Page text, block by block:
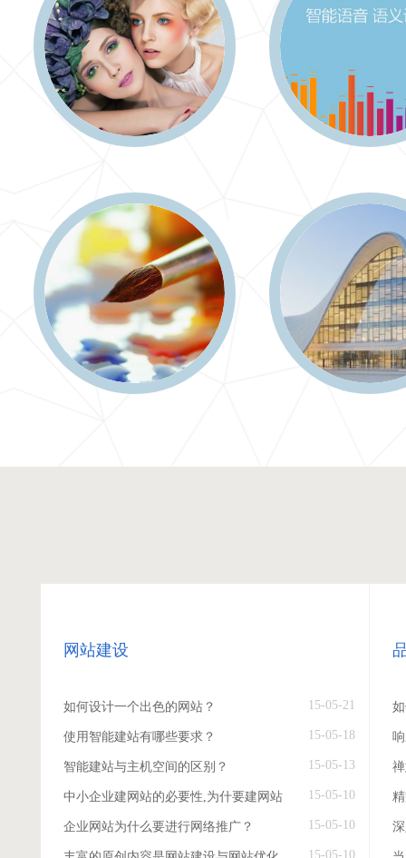
网站建设
如何设计一个出色的网站？ 15-05-21
使用智能建站有哪些要求？ 15-05-18
智能建站与主机空间的区别？ 15-05-13
中小企业建网站的必要性,为什要建网站 15-05-10
企业网站为什么要进行网络推广？ 15-05-10
15-05-10